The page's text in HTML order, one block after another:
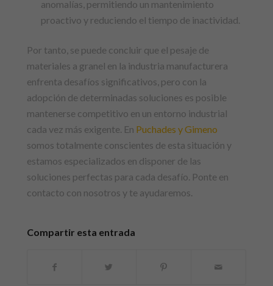
anomalías, permitiendo un mantenimiento
proactivo y reduciendo el tiempo de inactividad.
Por tanto, se puede concluir que el pesaje de
materiales a granel en la industria manufacturera
enfrenta desafíos significativos, pero con la
adopción de determinadas soluciones es posible
mantenerse competitivo en un entorno industrial
cada vez más exigente. En Puchades y Gimeno
somos totalmente conscientes de esta situación y
estamos especializados en disponer de las
soluciones perfectas para cada desafío. Ponte en
contacto con nosotros y te ayudaremos.
Compartir esta entrada